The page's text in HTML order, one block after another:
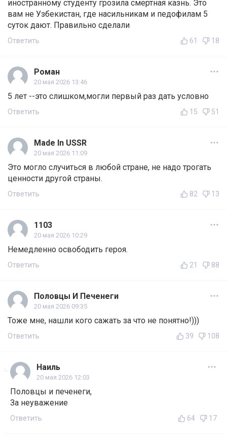
иностранному студенту грозила смертная казнь. Это
вам не Узбекистан, где насильникам и педофилам 5
суток дают. Правильно сделали
Ответить 61 18
Роман
20 мая 2026 13:46
5 лет --это слишком,могли первый раз дать условно
Ответить 15 51
Made In USSR
20 мая 2026 11:09
Это могло случиться в любой стране, не надо трогать
ценности другой страны.
Ответить 82 13
1103
20 мая 2026 10:29
Немедленно освободить героя.
Ответить 21 88
Половцы И Печенеги
20 мая 2026 09:35
Тоже мне, нашли кого сажать за что не понятно!)))
Ответить 39 108
Наиль
20 мая 2026 12:03
Половцы и печенеги,
За неуважение
Ответить 64 17